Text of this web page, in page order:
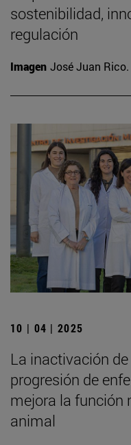
sostenibilidad,
regulación
Imagen José Juan Rico.
10 | 04 | 2025
La inactivación
progresión de
mejora la función
animal